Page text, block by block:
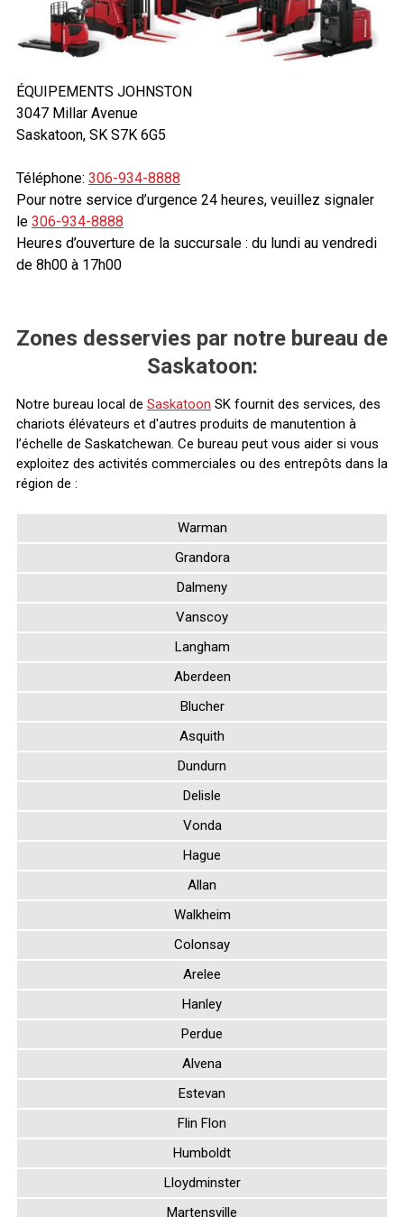
ÉQUIPEMENTS JOHNSTON
3047 Millar Avenue
Saskatoon, SK S7K 6G5
Téléphone: 306-934-8888
Pour notre service d’urgence 24 heures, veuillez signaler
le 306-934-8888
Heures d’ouverture de la succursale : du lundi au vendredi
de 8h00 à 17h00
Zones desservies par notre bureau de
Saskatoon:
Notre bureau local de Saskatoon SK fournit des services, des
chariots élévateurs et d'autres produits de manutention à
l’échelle de Saskatchewan. Ce bureau peut vous aider si vous
exploitez des activités commerciales ou des entrepôts dans la
région de :
Warman
Grandora
Dalmeny
Vanscoy
Langham
Aberdeen
Blucher
Asquith
Dundurn
Delisle
Vonda
Hague
Allan
Walkheim
Colonsay
Arelee
Hanley
Perdue
Alvena
Estevan
Flin Flon
Humboldt
Lloydminster
Martensville